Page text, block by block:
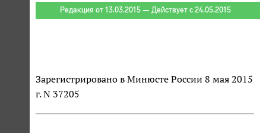
Редакция от 13.03.2015 — Действует с 24.05.2015
Зарегистрировано в Минюсте России 8 мая 2015
г. N 37205